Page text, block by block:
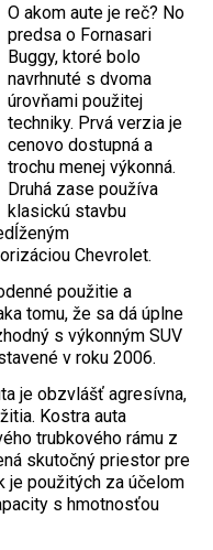
O akom aute je reč? No
predsa o Fornasari
Buggy, ktoré bolo
navrhnuté s dvoma
úrovňami použitej
techniky. Prvá verzia je
cenovo dostupná a
trochu menej výkonná.
Druhá zase používa
klasickú stavbu
Chevrolet.
použitie a
tomu, že sa dá úplne
s výkonným SUV
v roku 2006.
je obzvlášť agresívna,
Kostra auta
trubkového rámu z
skutočný priestor pre
je použitých za účelom
s hmotnosťou